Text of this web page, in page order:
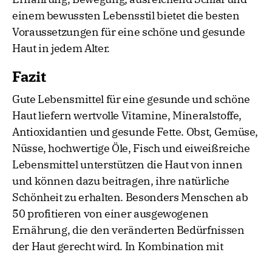
einem bewussten Lebensstil bietet die besten
Voraussetzungen für eine schöne und gesunde
Haut in jedem Alter.
Fazit
Gute Lebensmittel für eine gesunde und schöne
Haut liefern wertvolle Vitamine, Mineralstoffe,
Antioxidantien und gesunde Fette. Obst, Gemüse,
Nüsse, hochwertige Öle, Fisch und eiweißreiche
Lebensmittel unterstützen die Haut von innen
und können dazu beitragen, ihre natürliche
Schönheit zu erhalten. Besonders Menschen ab
50 profitieren von einer ausgewogenen
Ernährung, die den veränderten Bedürfnissen
der Haut gerecht wird. In Kombination mit